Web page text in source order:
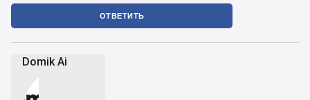
ОТВЕТИТЬ
Domik Ai